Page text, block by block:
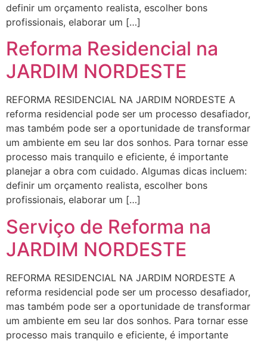
definir um orçamento realista, escolher bons
profissionais, elaborar um […]
Reforma Residencial na
JARDIM NORDESTE
REFORMA RESIDENCIAL NA JARDIM NORDESTE A
reforma residencial pode ser um processo desafiador,
mas também pode ser a oportunidade de transformar
um ambiente em seu lar dos sonhos. Para tornar esse
processo mais tranquilo e eficiente, é importante
planejar a obra com cuidado. Algumas dicas incluem:
definir um orçamento realista, escolher bons
profissionais, elaborar um […]
Serviço de Reforma na
JARDIM NORDESTE
REFORMA RESIDENCIAL NA JARDIM NORDESTE A
reforma residencial pode ser um processo desafiador,
mas também pode ser a oportunidade de transformar
um ambiente em seu lar dos sonhos. Para tornar esse
processo mais tranquilo e eficiente, é importante